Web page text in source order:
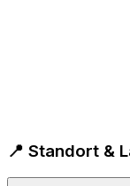
📍 Standort &